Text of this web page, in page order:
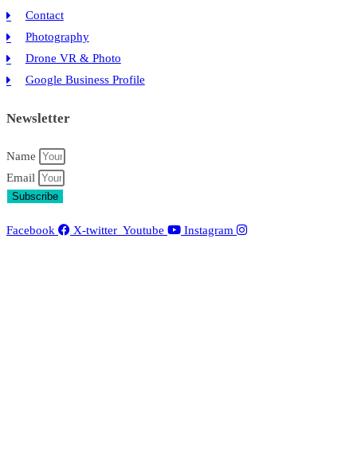
Contact
Photography
Drone VR & Photo
Google Business Profile
Newsletter
Name
Email
Subscribe
Facebook X-twitter Youtube Instagram